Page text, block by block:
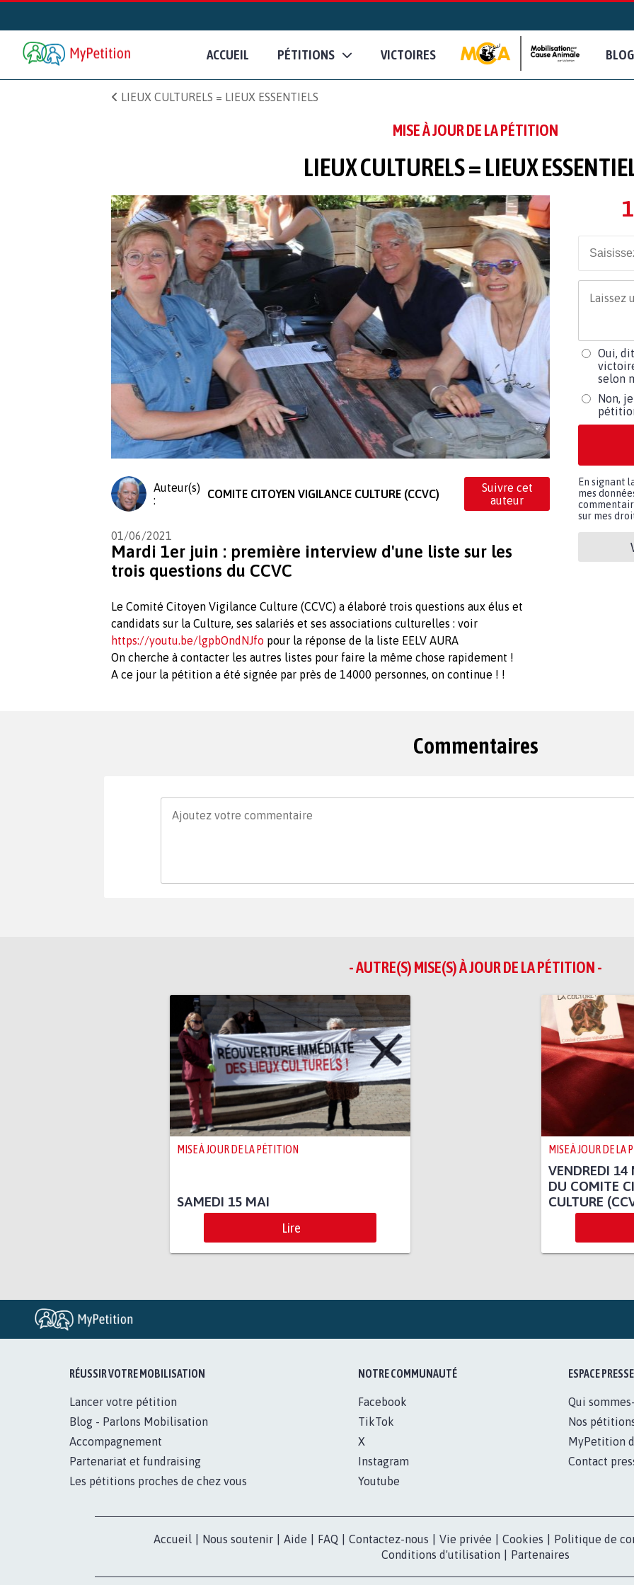
ACCUEIL PÉTITIONS VICTOIRES BLOG
LIEUX CULTURELS = LIEUX ESSENTIELS
MISE À JOUR DE LA PÉTITION
LIEUX CULTURELS = LIEUX
Auteur(s)
:
COMITE CITOYEN VIGILANCE CULTURE (CCVC)
Suivre cet
auteur
01/06/2021
Mardi 1er juin : première interview d'une liste sur les
trois questions du CCVC
Le Comité Citoyen Vigilance Culture (CCVC) a élaboré trois questions aux élus et
candidats sur la Culture, ses salariés et ses associations culturelles : voir
https://youtu.be/lgpbOndNJfo pour la réponse de la liste EELV AURA
On cherche à contacter les autres listes pour faire la même chose rapidement !
A ce jour la pétition a été signée par près de 14000 personnes, on continue ! !
Oui,
selon
Non,
En signant
mes
sur mes
Commentaires
- AUTRE(S) MISE(S) À JOUR DE LA PÉTITION -
MISE À JOUR DE LA PÉTITION
SAMEDI 15 MAI
Lire
MISE À JOUR DE LA
VENDREDI
DU COMITE
CULTURE
RÉUSSIR VOTRE MOBILISATION
Lancer votre pétition
Blog - Parlons Mobilisation
Accompagnement
Partenariat et fundraising
Les pétitions proches de chez vous
NOTRE COMMUNAUTÉ
Facebook
TikTok
X
Instagram
Youtube
ESPACE PRESSE
Qui
Nos
MyPetition
Contact
Accueil Nous soutenir Aide FAQ Contactez-nous Vie privée Cookies Politique de
Conditions d'utilisation
Partenaires